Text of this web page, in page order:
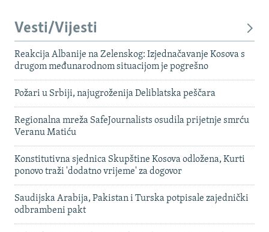
Vesti/Vijesti
Reakcija Albanije na Zelenskog: Izjednačavanje Kosova s ​​
drugom međunarodnom situacijom je pogrešno
Požari u Srbiji, najugroženija Deliblatska peščara
Regionalna mreža SafeJournalists osudila prijetnje smrću
Veranu Matiću
Konstitutivna sjednica Skupštine Kosova odložena, Kurti
ponovo traži 'dodatno vrijeme' za dogovor
Saudijska Arabija, Pakistan i Turska potpisale zajednički
odbrambeni pakt